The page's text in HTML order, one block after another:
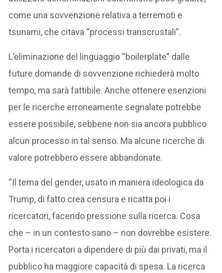
come una sovvenzione relativa a terremoti e
tsunami, che citava “processi transcrustali”.
L’eliminazione del linguaggio “boilerplate” dalle
future domande di sovvenzione richiederà molto
tempo, ma sarà fattibile. Anche ottenere esenzioni
per le ricerche erroneamente segnalate potrebbe
essere possibile, sebbene non sia ancora pubblico
alcun processo in tal senso. Ma alcune ricerche di
valore potrebbero essere abbandonate.
“Il tema del gender, usato in maniera ideologica da
Trump, di fatto crea censura e ricatta poi i
ricercatori, facendo pressione sulla ricerca. Cosa
che – in un contesto sano – non dovrebbe esistere.
Porta i ricercatori a dipendere di più dai privati, ma il
pubblico ha maggiore capacità di spesa. La ricerca